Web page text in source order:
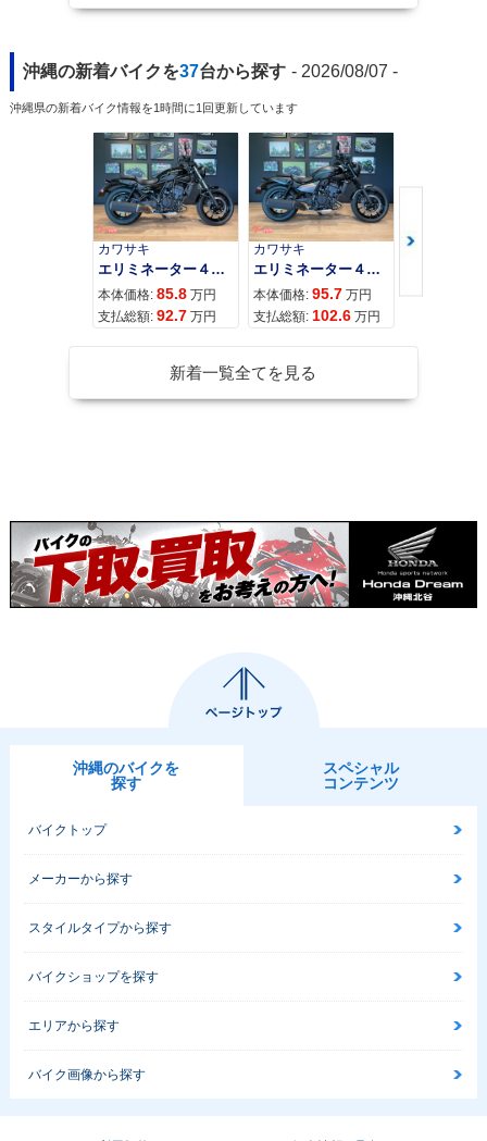
沖縄の新着バイクを37台から探す - 2026/08/07 -
沖縄県の新着バイク情報を1時間に1回更新しています
カワサキ
エリミネーター４００
本体価格: 85.8 万円
支払総額: 92.7 万円
カワサキ
エリミネーター４００ＳＥ
本体価格: 95.7 万円
支払総額: 102.6 万円
カワサキ
本体価格:
新着一覧全てを見る
沖縄のバイクを
探す
スペシャル
コンテンツ
バイクトップ
メーカーから探す
スタイルタイプから探す
バイクショップを探す
エリアから探す
バイク画像から探す